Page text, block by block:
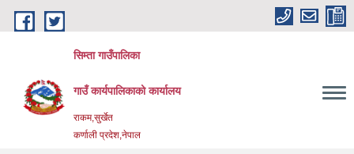
Skip to main content
सिम्ता गाउँपालिका
गाउँ कार्यपालिकाको कार्यालय
राकम,सुर्खेत
कर्णाली प्रदेश,नेपाल